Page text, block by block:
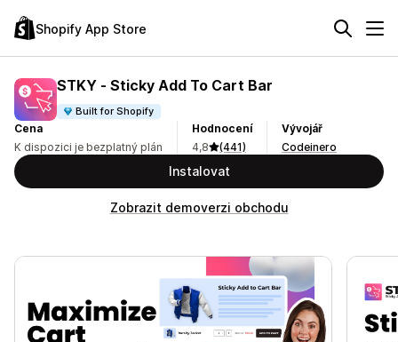
Shopify App Store
STKY ‑ Sticky Add To Cart Bar
Built for Shopify
Cena
K dispozici je bezplatný plán
Hodnocení
4,8
(441)
Vývojář
Codeinero
Instalovat
Zobrazit demoverzi obchodu